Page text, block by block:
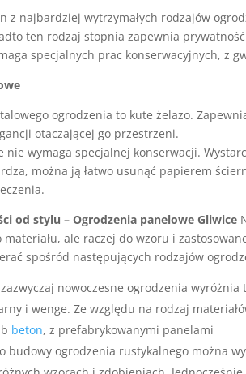
z najbardziej wytrzymałych rodzajów
ten rodzaj stopnia zapewnia
specjalnych prac konserwacyjnych, z
ogrodzenia to kute żelazo.
otaczającej go przestrzeni.
wymaga specjalnej konserwacji.
można ją łatwo usunąć papierem
od stylu – Ogrodzenia panelowe Gliwice
ale raczej do wzoru i
spośród następujących rodzajów
nowoczesne ogrodzenia wyróżnia
i wenge. Ze względu na rodzaj
beton, z prefabrykowanymi panelami
budowy ogrodzenia rustykalnego można